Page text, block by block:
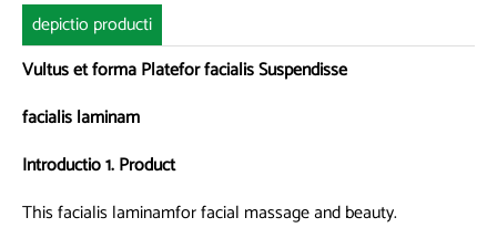
depictio producti
Vultus et forma Platefor facialis Suspendisse
facialis laminam
Introductio 1. Product
This facialis laminamfor facial massage and beauty.